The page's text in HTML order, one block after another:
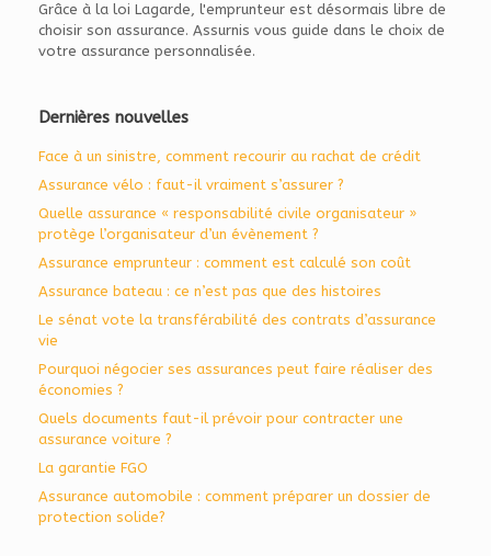
Grâce à la loi Lagarde, l'emprunteur est désormais libre de
choisir son assurance. Assurnis vous guide dans le choix de
votre assurance personnalisée.
Dernières nouvelles
Face à un sinistre, comment recourir au rachat de crédit
Assurance vélo : faut-il vraiment s’assurer ?
Quelle assurance « responsabilité civile organisateur »
protège l’organisateur d’un évènement ?
Assurance emprunteur : comment est calculé son coût
Assurance bateau : ce n’est pas que des histoires
Le sénat vote la transférabilité des contrats d’assurance
vie
Pourquoi négocier ses assurances peut faire réaliser des
économies ?
Quels documents faut-il prévoir pour contracter une
assurance voiture ?
La garantie FGO
Assurance automobile : comment préparer un dossier de
protection solide?